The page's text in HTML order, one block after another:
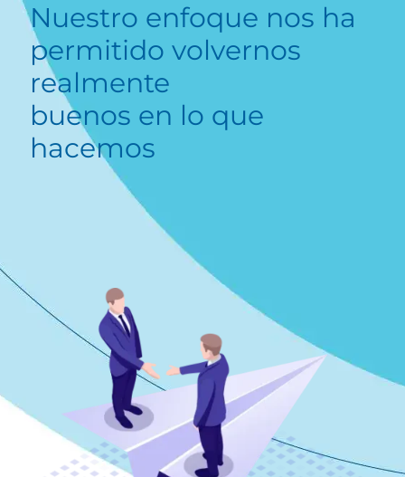
Nuestro enfoque nos ha
permitido volvernos
realmente
buenos en lo que
hacemos